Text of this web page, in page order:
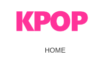
HOME